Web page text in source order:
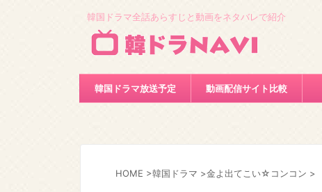
韓国ドラマ全話あらすじと動画をネタバレで紹介
韓国ドラマ放送予定 動画配信サイト比較
HOME >韓国ドラマ >金よ出てこい☆コンコン >